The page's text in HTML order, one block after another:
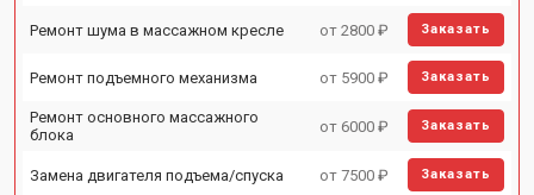
Ремонт шума в массажном кресле от 2800 ₽ Заказать
Ремонт подъемного механизма от 5900 ₽ Заказать
Ремонт основного массажного
блока
от 6000 ₽ Заказать
Замена двигателя подъема/спуска от 7500 ₽ Заказать